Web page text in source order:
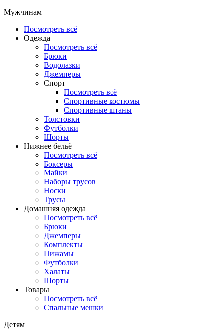
Мужчинам
Посмотреть всё
Одежда
Посмотреть всё
Брюки
Водолазки
Джемперы
Спорт
Посмотреть всё
Спортивные костюмы
Спортивные штаны
Толстовки
Футболки
Шорты
Нижнее бельё
Посмотреть всё
Боксеры
Майки
Наборы трусов
Носки
Трусы
Домашняя одежда
Посмотреть всё
Брюки
Джемперы
Комплекты
Пижамы
Футболки
Халаты
Шорты
Товары
Посмотреть всё
Спальные мешки
Детям